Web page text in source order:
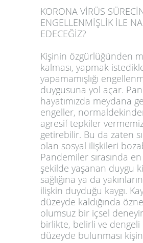
KORONA VİRÜS
ENGELLENMİŞLİK İLE
EDECEĞİZ?
Kişinin özgürlüğünden
kalması, yapmak
yapamamışlığı
duygusuna yol açar.
hayatımızda meydana
engeller,
agresif tepkiler
getirebilir. Bu da zaten
olan sosyal ilişkileri
Pandemiler sırasında en
şekilde yaşanan duygu
sağlığına ya da
ilişkin duyduğu kaygı.
düzeyde kaldığında
olumsuz bir içsel
birlikte, belirli ve dengeli
düzeyde bulunması